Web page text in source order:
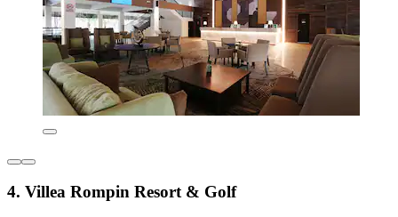
4. Villea Rompin Resort & Golf